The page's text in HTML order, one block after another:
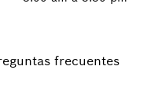
frecuentes